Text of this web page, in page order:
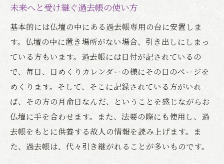
未来へと受け継ぐ過去帳の使い方
基本的には仏壇の中にある過去帳専用の台に安置しま
す。仏壇の中に置き場所がない場合、引き出しにしまっ
ている方もいます。過去帳には日付が記されているの
で、毎日、日めくりカレンダーの様にその日のページを
めくります。そして、そこに記録されている方がいれ
ば、その方の月命日なんだ、ということを感じながらお
仏壇に手を合わせます。また、法要の際にも使用し、過
去帳をもとに供養する故人の情報を読み上げます。ま
た、過去帳は、代々引き継がれることが多いものです。